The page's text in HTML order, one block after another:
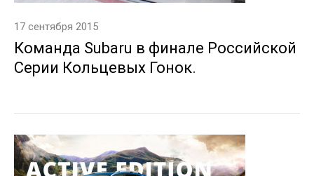
17 сентября 2015
Команда Subaru в финале Российской
Серии Кольцевых Гонок.